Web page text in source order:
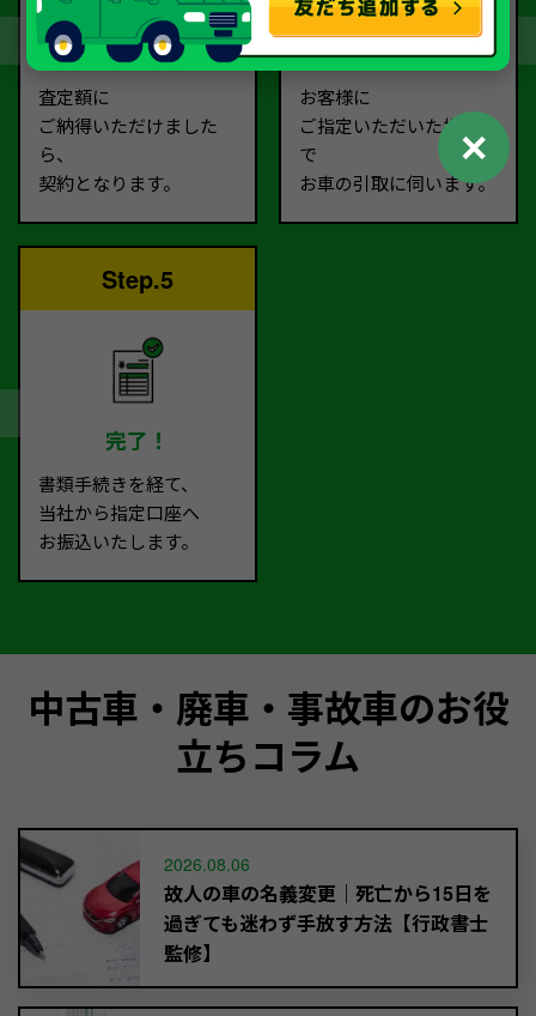
契約
査定額に
ご納得いただけました
ら、
契約となります。
お引取り
お客様に
ご指定いただいた場所ま
で
お車の引取に伺います。
Step.5
完了！
書類手続きを経て、
当社から指定口座へ
お振込いたします。
中古車・廃車・事故車のお役
立ちコラム
2026.08.06
故人の車の名義変更｜死亡から15日を
過ぎても迷わず手放す方法【行政書士
監修】
✕